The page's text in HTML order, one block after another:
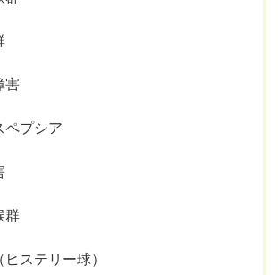
害
ペプシア
群
ステリー球）